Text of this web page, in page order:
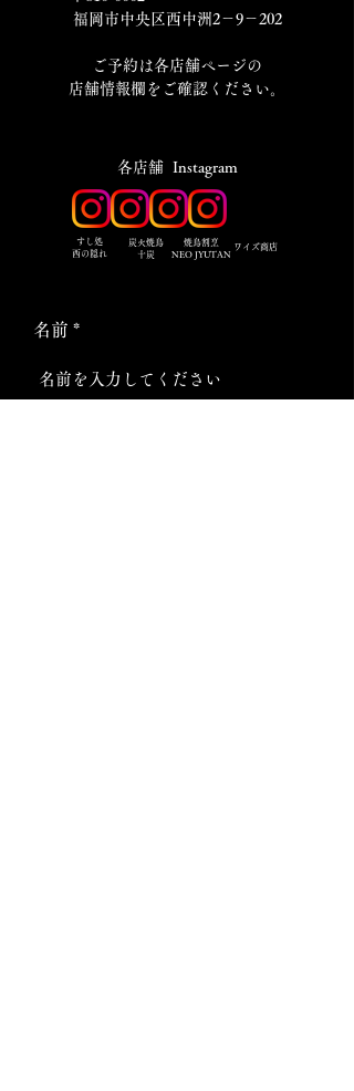
福岡市中央区西中洲2－9－202
​ご予約は各店舗ページの
店舗情報欄をご確認ください。
​各店舗 Instagram
​すし処
西の隠れ
炭火焼鳥
十炭
焼鳥割烹
NEO JYUTAN
ワイズ商店
名前